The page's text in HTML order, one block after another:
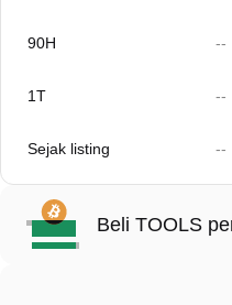
90H --
1T --
Sejak listing --
Beli TOOLS